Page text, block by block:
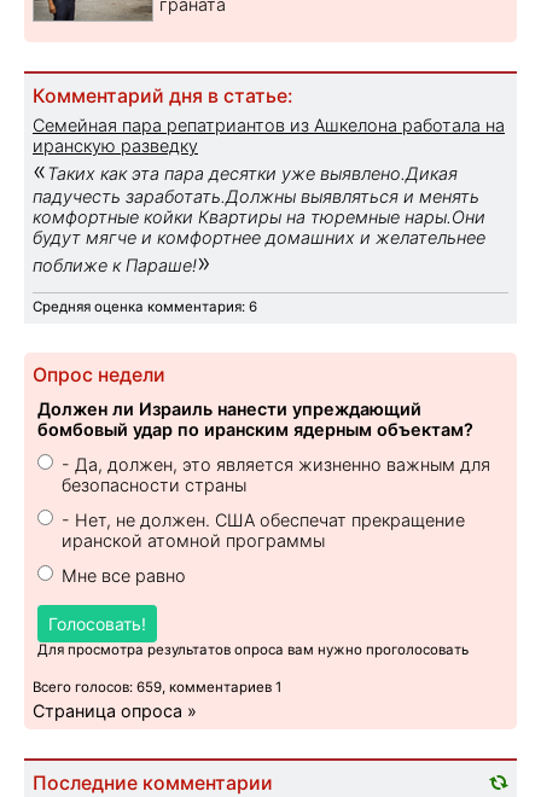
Комментарий дня в статье:
Семейная пара репатриантов из Ашкелона работала на
иранскую разведку
«Таких как эта пара десятки уже выявлено.Дикая
падучесть заработать.Должны выявляться и менять
комфортные койки Квартиры на тюремные нары.Они
будут мягче и комфортнее домашних и желательнее
поближе к Параше!»
Средняя оценка комментария: 6
Опрос недели
Должен ли Израиль нанести упреждающий
бомбовый удар по иранским ядерным объектам?
- Да, должен, это является жизненно важным для
безопасности страны
- Нет, не должен. США обеспечат прекращение
иранской атомной программы
Мне все равно
Голосовать!
Для просмотра результатов опроса вам нужно проголосовать
Всего голосов: 659, комментариев 1
Страница опроса »
Последние комментарии